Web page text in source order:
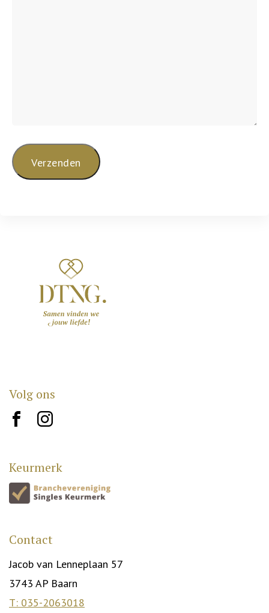
Volg ons
brand10 brand12
Keurmerk
Contact
Jacob van Lenneplaan 57
3743 AP Baarn
T: 035-2063018